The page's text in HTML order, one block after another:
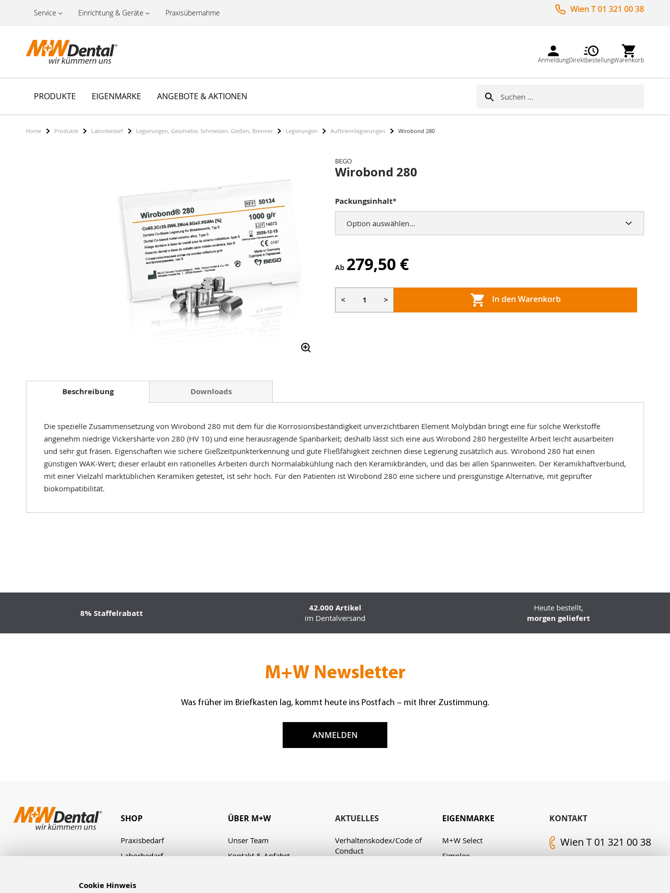
Cookie Hinweis
Service Einrichtung & Geräte Praxisübernahme Wien T 01 321 00 38
AnmeldungDirektbestellungWarenkorb
PRODUKTE EIGENMARKE ANGEBOTE & AKTIONEN Suche
Home Produkte Laborbedarf Legierungen, Geschiebe, Schmelzen, Gießen, Brenner Legierungen Aufbrennlegierungen Wirobond 280
der
Bildergalerie
BEGO
Wirobond 280
Packungsinhalt
Ab 279,50 €
< > In den Warenkorb
Beschreibung
Die spezielle Zusammensetzung von Wirobond 280 mit dem für die Korrosionsbeständigkeit unverzichtbaren Element Molybdän bringt eine für solche Werkstoffe
angenehm niedrige Vickershärte von 280 (HV 10) und eine herausragende Spanbarkeit; deshalb lässt sich eine aus Wirobond 280 hergestellte Arbeit leicht ausarbeiten
und sehr gut fräsen. Eigenschaften wie sichere Gießzeitpunkterkennung und gute Fließfähigkeit zeichnen diese Legierung zusätzlich aus. Wirobond 280 hat einen
günstigen WAK-Wert; dieser erlaubt ein rationelles Arbeiten durch Normalabkühlung nach den Keramikbränden, und das bei allen Spannweiten. Der Keramikhaftverbund,
mit einer Vielzahl marktüblichen Keramiken getestet, ist sehr hoch. Für den Patienten ist Wirobond 280 eine sichere und preisgünstige Alternative, mit geprüfter
biokompatibilität.
Downloads
8% Staffelrabatt 42.000 Artikel
im Dentalversand
Heute bestellt,
morgen geliefert
M+W Newsletter
Was früher im Briefkasten lag, kommt heute ins Postfach – mit Ihrer Zustimmung.
ANMELDEN
KONTAKT
Wien T 01 321 00 38
SHOP
Praxisbedarf
Laborbedarf
ÜBER M+W
Unser Team
Kontakt & Anfahrt
AKTUELLES
Verhaltenskodex/Code of
Conduct
EIGENMARKE
M+W Select
Simplee